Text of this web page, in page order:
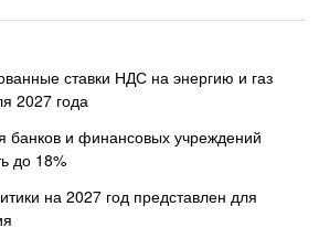
ставки НДС на энергию и газ
2027 года
банков и финансовых учреждений
до 18%
на 2027 год представлен для